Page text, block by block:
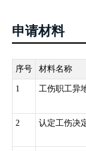
申请材料
序号 材料名称
1 工伤职工异
2 认定工伤决